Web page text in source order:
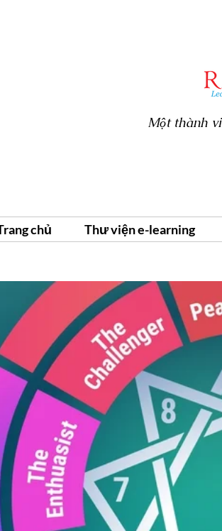
Một thành
chủ Thư viện e-learning